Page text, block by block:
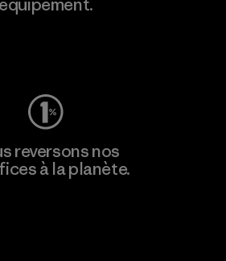
équipement.
reversons nos
à la planète.